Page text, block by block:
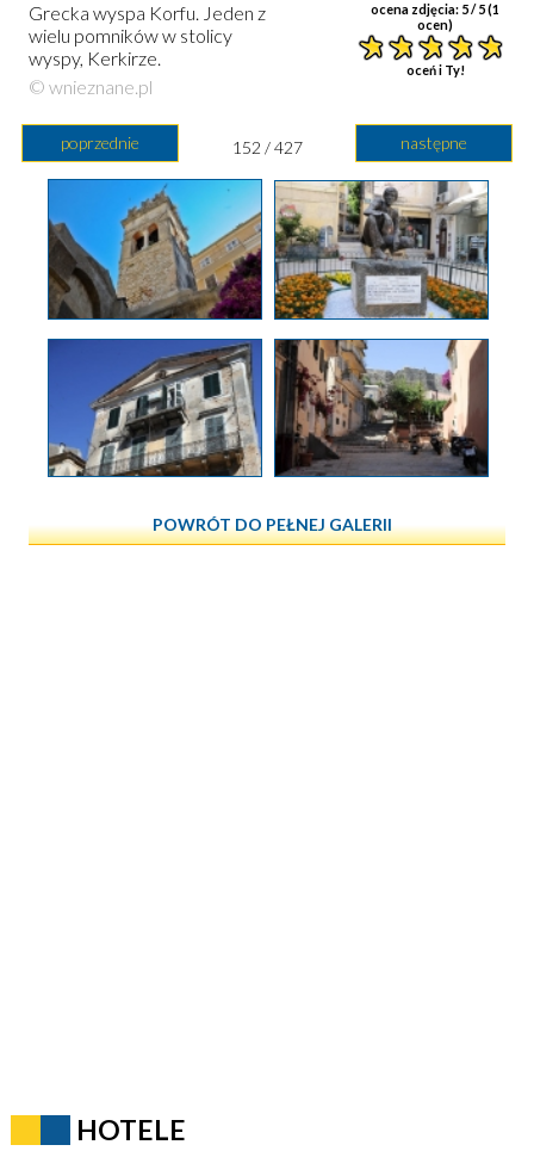
ocena zdjęcia: 5/ 5 (1
ocen)
oceń i Ty!
Grecka wyspa Korfu. Jeden z
wielu pomników w stolicy
wyspy, Kerkirze.
© wnieznane.pl
poprzednie następne
152 / 427
POWRÓT DO PEŁNEJ GALERII
HOTELE